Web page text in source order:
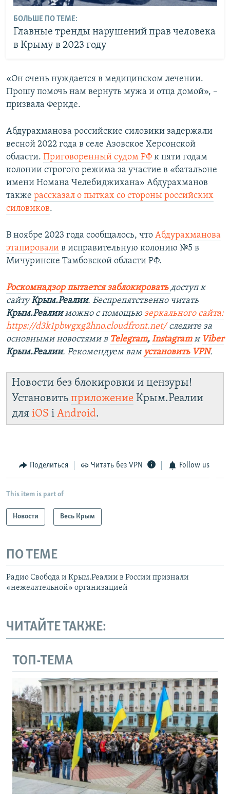
БОЛЬШЕ ПО ТЕМЕ:
Главные тренды нарушений прав человека
в Крыму в 2023 году
«Он очень нуждается в медицинском лечении.
Прошу помочь нам вернуть мужа и отца домой», –
призвала Фериде.
Абдурахманова российские силовики задержали
весной 2022 года в селе Азовское Херсонской
области. Приговоренный судом РФ к пяти годам
колонии строгого режима за участие в «батальоне
имени Номана Челебиджихана» Абдурахманов
также рассказал о пытках со стороны российских
силовиков.
В ноябре 2023 года сообщалось, что Абдурахманова
этапировали в исправительную колонию №5 в
Мичуринске Тамбовской области РФ.
Роскомнадзор пытается заблокировать доступ к
сайтуКрым.Реалии. Беспрепятственно читать
Крым.Реалииможно с помощью зеркального сайта:
https://d3k1pbwgxg2hno.cloudfront.net/ следите за
основными новостями в Telegram, Instagramи Viber
Крым.Реалии. Рекомендуем вам установить VPN.
Новости без блокировки и цензуры!
Установить приложение Крым.Реалии
для iOS і Android.
Поделиться Читать без VPN Follow us
This item is part of
Новости Весь Крым
ПО ТЕМЕ
Радио Свобода и Крым.Реалии в России признали
«нежелательной» организацией
ЧИТАЙТЕ ТАКЖЕ:
ТОП-ТЕМА